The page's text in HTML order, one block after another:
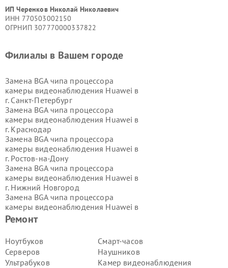
ИП Черенков Николай Николаевич
ИНН 770503002150
ОГРНИП 307770000337822
Ремонт
Ноутбуков
Серверов
Ультрабуков
Смарт-часов
Наушников
Камер видеонаблюдения
Филиалы в Вашем городе
Замена BGA чипа процессора
камеры видеонаблюдения Huawei в
г. Санкт-Петербург
Замена BGA чипа процессора
камеры видеонаблюдения Huawei в
г. Краснодар
Замена BGA чипа процессора
камеры видеонаблюдения Huawei в
г. Ростов-на-Дону
Замена BGA чипа процессора
камеры видеонаблюдения Huawei в
г. Нижний Новгород
Замена BGA чипа процессора
камеры видеонаблюдения Huawei в
г.Новосибирск
Замена BGA чипа процессора
камеры видеонаблюдения Huawei в
г.Екатеринбург
Замена BGA чипа процессора
камеры видеонаблюдения Huawei в